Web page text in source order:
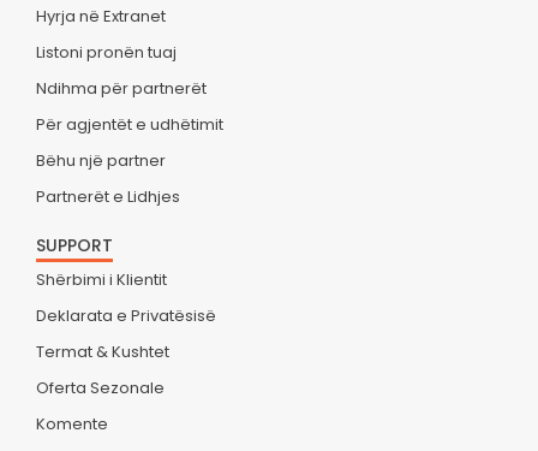
Hyrja në Extranet
Listoni pronën tuaj
Ndihma për partnerët
Për agjentët e udhëtimit
Bëhu një partner
Partnerët e Lidhjes
SUPPORT
Shërbimi i Klientit
Deklarata e Privatësisë
Termat & Kushtet
Oferta Sezonale
Komente